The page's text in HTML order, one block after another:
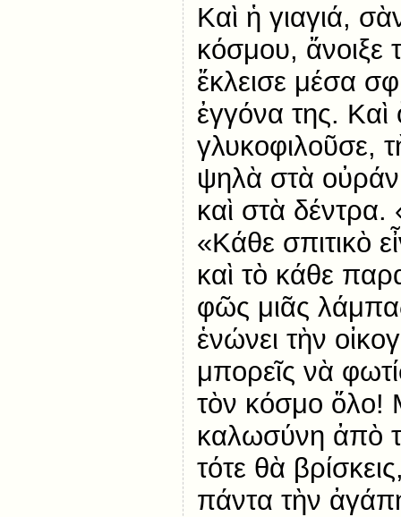
Καὶ ἡ γιαγιά,
κόσμου, ἄνοιξε
ἔκλεισε μέσα
ἐγγόνα της.
γλυκοφιλοῦσε,
ψηλὰ στὰ
καὶ στὰ δέντρα.
«Κάθε σπιτικὸ
καὶ τὸ κάθε
φῶς μιᾶς
ἑνώνει τὴν
μπορεῖς νὰ
τὸν κόσμο ὅλο!
καλωσύνη ἀπὸ
τότε θὰ
πάντα τὴν